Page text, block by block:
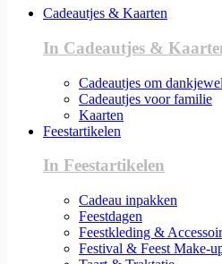
Cadeautjes & Kaarten
In Cadeautjes &
Cadeautjes om
Cadeautjes voor familie
Kaarten
Feestartikelen
In Feestartikelen
Cadeau inpakken
Feestdagen
Feestkleding &
Festival & Feest Make-